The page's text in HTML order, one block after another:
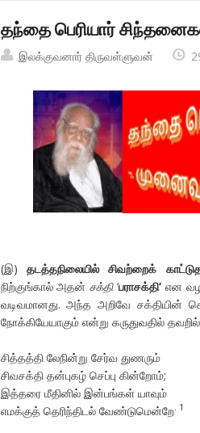
தந்தை பெரியார்
இலக்குவனார் திருவள்ளுவன்
(இ) தடத்தநிலையில் சிவற்றைக்
நிற்குங்கால் அதன்சக்தி‘பராசக்தி‘ என
வடிவமானது. அந்த அறிவே சக்தியின்
நோக்கியேயாகும் என்று கருதுவதில்
சித்தத்தி லேநின்று சேர்வ துணரும்
⁠சிவசக்தி தன்புகழ் செப்பு கின்றோம்;
இத்தரை மீதினில் இன்பங்கள் யாவும்
⁠எமக்குத் தெரிந்திடல் வேண்டுமென்றே. 1